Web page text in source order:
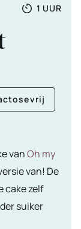
Totale
1 UUR
UUR
vanOh my
van! De
cake zelf
suiker